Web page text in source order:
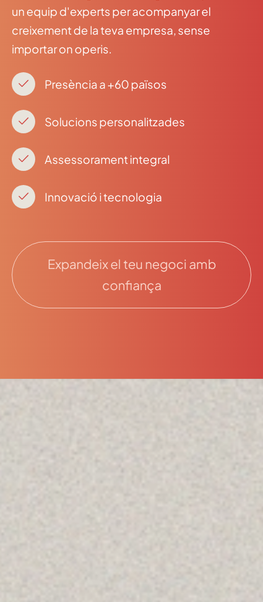
un equip d'experts per acompanyar el
creixement de la teva empresa, sense
importar on operis.
Presència a +60 països
Solucions personalitzades
Assessorament integral
Innovació i tecnologia
Expandeix el teu negoci amb
confiança